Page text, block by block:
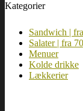
Kategorier
Sandwich |
Salater | fra
Menuer
Kolde drikke
Lækkerier